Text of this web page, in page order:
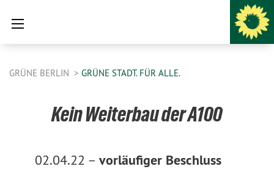
GRÜNE BERLIN GRÜNE STADT. FÜR ALLE.
Kein Weiterbau der A100
02.04.22 – vorläufiger Beschluss